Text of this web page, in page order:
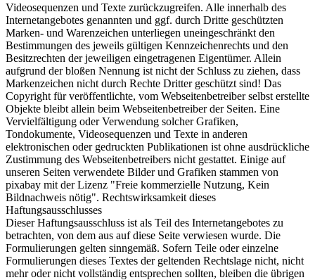
Videosequenzen und Texte zurückzugreifen. Alle innerhalb des
Internetangebotes genannten und ggf. durch Dritte geschützten
Marken- und Warenzeichen unterliegen uneingeschränkt den
Bestimmungen des jeweils gültigen Kennzeichenrechts und den
Besitzrechten der jeweiligen eingetragenen Eigentümer. Allein
aufgrund der bloßen Nennung ist nicht der Schluss zu ziehen, dass
Markenzeichen nicht durch Rechte Dritter geschützt sind! Das
Copyright für veröffentlichte, vom Webseitenbetreiber selbst erstellte
Objekte bleibt allein beim Webseitenbetreiber der Seiten. Eine
Vervielfältigung oder Verwendung solcher Grafiken,
Tondokumente, Videosequenzen und Texte in anderen
elektronischen oder gedruckten Publikationen ist ohne ausdrückliche
Zustimmung des Webseitenbetreibers nicht gestattet. Einige auf
unseren Seiten verwendete Bilder und Grafiken stammen von
pixabay mit der Lizenz "Freie kommerzielle Nutzung, Kein
Bildnachweis nötig". Rechtswirksamkeit dieses
Haftungsausschlusses
Dieser Haftungsausschluss ist als Teil des Internetangebotes zu
betrachten, von dem aus auf diese Seite verwiesen wurde. Die
Formulierungen gelten sinngemäß. Sofern Teile oder einzelne
Formulierungen dieses Textes der geltenden Rechtslage nicht, nicht
mehr oder nicht vollständig entsprechen sollten, bleiben die übrigen